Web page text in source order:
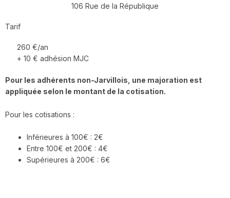
106 Rue de la République
Tarif
260 €/an
+ 10 € adhésion MJC
Pour les adhérents non-Jarvillois, une majoration est
appliquée selon le montant de la cotisation.
Pour les cotisations :
Inférieures à 100€ : 2€
Entre 100€ et 200€ : 4€
Supérieures à 200€ : 6€